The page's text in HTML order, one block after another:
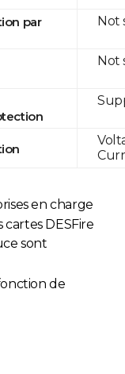
par
Not
Not
en charge
DESFire
sont
de